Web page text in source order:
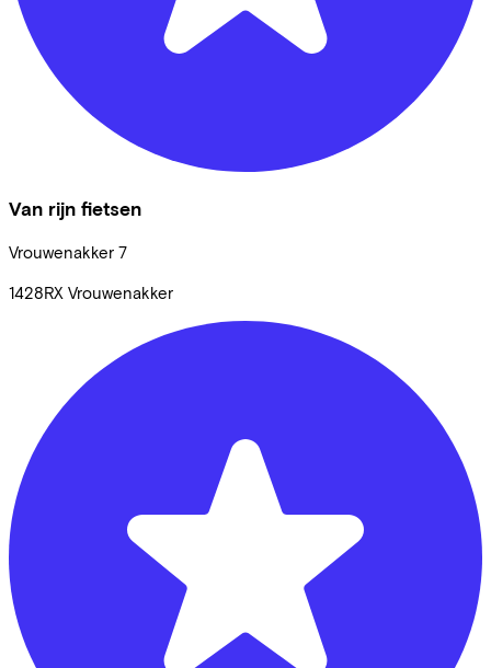
Van rijn fietsen
Vrouwenakker 7
1428RX Vrouwenakker